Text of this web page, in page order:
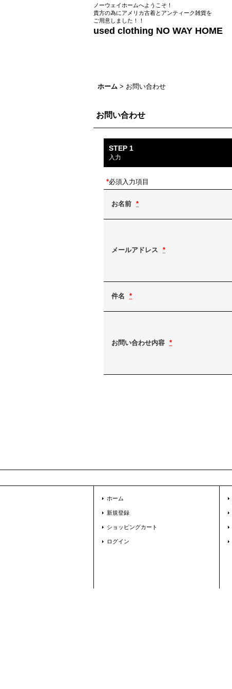
ノーウェイホームへようこそ！
貴方の為にアメリカ古着とアンティーク雑貨を
ご用意しました！！
used clothing NO WAY HOME
ホーム > お問い合わせ
お問い合わせ
STEP 1
入力
*必須入力項目
お名前 *
メールアドレス *
件名 *
お問い合わせ内容 *
ホーム
新規登録
ショッピングカート
ログイン